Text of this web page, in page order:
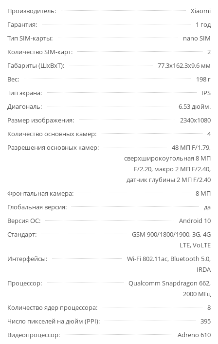
Производитель
Xiaomi
Гарантия
1 год
Тип SIM-карты
nano SIM
Количество SIM-карт
2
Габариты (ШxВxТ)
77.3x162.3x9.6 мм
Вес
198 г
Тип экрана
IPS
Диагональ
6.53 дюйм.
Размер изображения
2340x1080
Количество основных камер
4
Разрешения основных камер
48 МП F/1.79,
сверхширокоугольная 8 МП
F/2.20, макро 2 МП F/2.40,
датчик глубины 2 МП F/2.40
Фронтальная камера
8 МП
Глобальная версия
да
Версия ОС
Android 10
Стандарт
GSM 900/1800/1900, 3G, 4G
LTE, VoLTE
Интерфейсы
Wi-Fi 802.11ac, Bluetooth 5.0,
IRDA
Процессор
Qualcomm Snapdragon 662,
2000 МГц
Количество ядер процессора
8
Число пикселей на дюйм (PPI)
395
Видеопроцессор
Adreno 610